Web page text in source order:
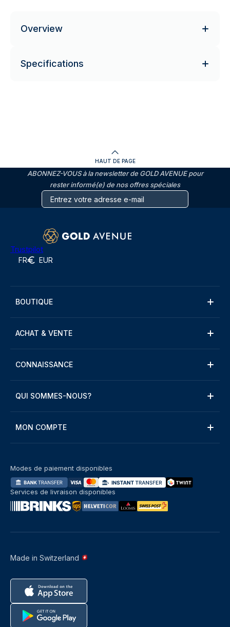
Overview
Specifications
HAUT DE PAGE
ABONNEZ-VOUS à la newsletter de GOLD AVENUE pour
rester informé(e) de nos offres spéciales
Trustpilot
FR EUR
BOUTIQUE
ACHAT & VENTE
CONNAISSANCE
QUI SOMMES-NOUS?
MON COMPTE
Made in Switzerland
Modes de paiement disponibles
Services de livraison disponibles